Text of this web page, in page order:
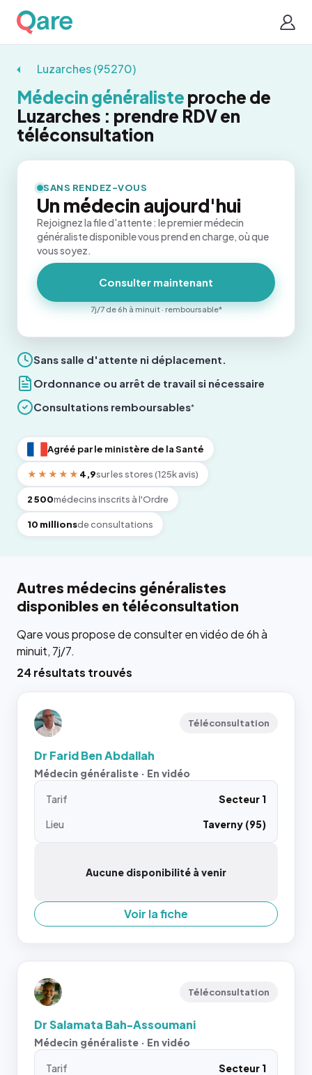
Luzarches (95270)
Médecin généraliste proche de
Luzarches : prendre RDV en
téléconsultation
Sans salle d'attente ni déplacement.
Ordonnance ou arrêt de travail si nécessaire
Consultations remboursables*
Agréé par le ministère de la Santé
★★★★★ 4,9sur les stores (125k avis)
2 500médecins inscrits à l'Ordre
10 millionsde consultations
SANS RENDEZ-VOUS
Un médecin aujourd'hui
Rejoignez la file d'attente : le premier médecin
généraliste disponible vous prend en charge, où que
vous soyez.
Consulter maintenant
7j/7 de 6h à minuit · remboursable*
Autres médecins généralistes
disponibles en téléconsultation
Qare vous propose de consulter en vidéo de 6h à
minuit, 7j/7.
24 résultats trouvés
Téléconsultation
Dr Farid Ben Abdallah
Médecin généraliste · En vidéo
Tarif
Secteur 1
Lieu
Taverny (95)
Aucune disponibilité à venir
Voir la fiche
Téléconsultation
Dr Salamata Bah-Assoumani
Médecin généraliste · En vidéo
Tarif
Secteur 1